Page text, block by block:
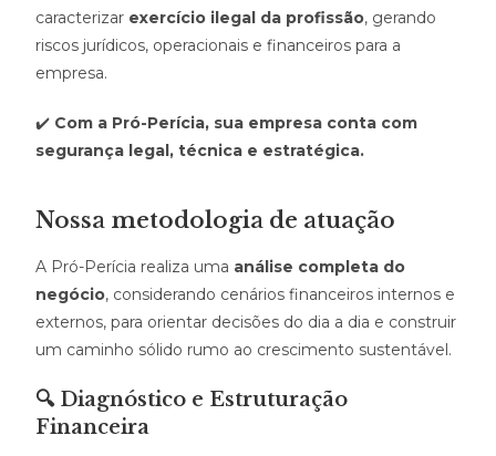
caracterizar exercício ilegal da profissão, gerando
riscos jurídicos, operacionais e financeiros para a
empresa.
✔️ Com a Pró-Perícia, sua empresa conta com
segurança legal, técnica e estratégica.
Nossa metodologia de atuação
A Pró-Perícia realiza uma análise completa do
negócio, considerando cenários financeiros internos e
externos, para orientar decisões do dia a dia e construir
um caminho sólido rumo ao crescimento sustentável.
🔍 Diagnóstico e Estruturação
Financeira